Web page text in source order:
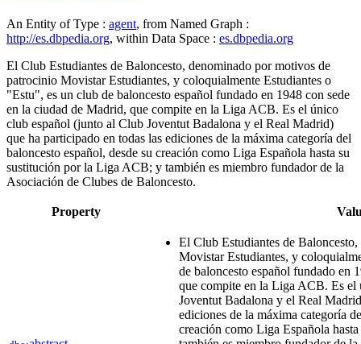
An Entity of Type : agent, from Named Graph :
http://es.dbpedia.org, within Data Space : es.dbpedia.org
El Club Estudiantes de Baloncesto, denominado por motivos de
patrocinio Movistar Estudiantes, y coloquialmente Estudiantes o
"Estu", es un club de baloncesto español fundado en 1948 con sede
en la ciudad de Madrid, que compite en la Liga ACB. Es el único
club español (junto al Club Joventut Badalona y el Real Madrid)
que ha participado en todas las ediciones de la máxima categoría del
baloncesto español, desde su creación como Liga Española hasta su
sustitución por la Liga ACB; y también es miembro fundador de la
Asociación de Clubes de Baloncesto.​
Property
El Club Estudiantes de
Movistar Estudiantes, y
de baloncesto español fundado en
que compite en la Liga ACB. Es
Joventut Badalona y el Real
ediciones de la máxima categoría
creación como Liga Española